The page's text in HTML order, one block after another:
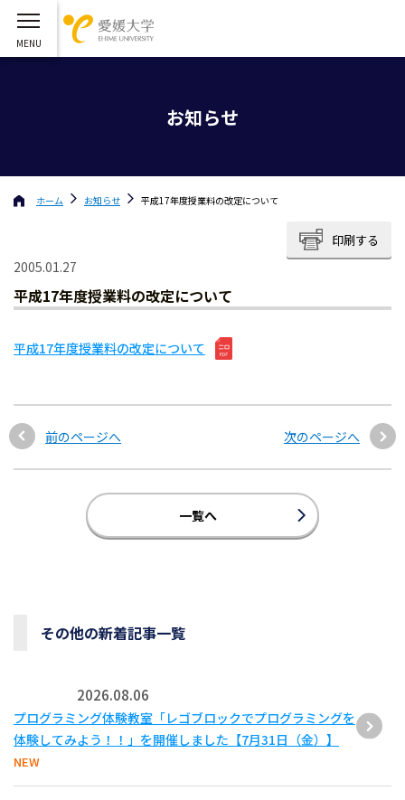
お知らせ
ホーム お知らせ 平成17年度授業料の改定について
印刷する
2005.01.27
平成17年度授業料の改定について
平成17年度授業料の改定について
前のページへ 次のページへ
一覧へ
その他の新着記事一覧
2026.08.06
プログラミング体験教室「レゴブロックでプログラミングを
体験してみよう！！」を開催しました【7月31日（金）】
NEW